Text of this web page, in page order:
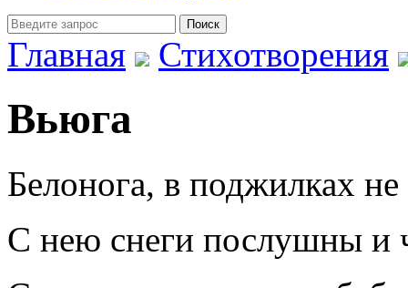
Главная
Стихотворения
Вьюга
Белонога, в поджилках не
С нею снеги послушны и